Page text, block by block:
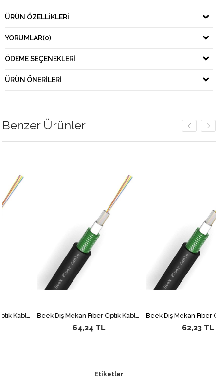
ÜRÜN ÖZELLIKLERI
YORUMLAR(0)
ÖDEME SEÇENEKLERI
ÜRÜN ÖNERILERI
Benzer Ürünler
Beek Dış Mekan Fiber Optik Kablosu, 24 Core OM3, 50/125μ Multimode, Unitube, Zırhlı/Shielded Beek Dış Mekan Fiber Optik Kablosu, 12 Core, OM2, 50/125µ Multimode, Unitube, Zırhlı/Shielded
64,24 TL 62,23 TL
Etiketler